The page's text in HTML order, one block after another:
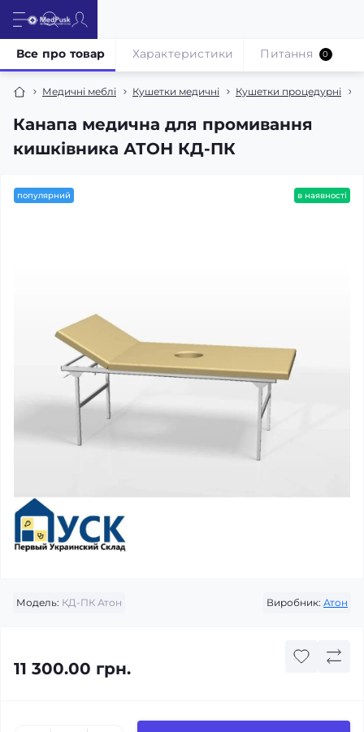
Медичні меблі Кушетки медичні Кушетки процедурні
Канапа медична для промивання
кишківника АТОН КД-ПК
Все про товар Характеристики Питання 0
популярний в наявності
Модель: КД-ПК Атон Виробник: Атон
11 300.00 грн.